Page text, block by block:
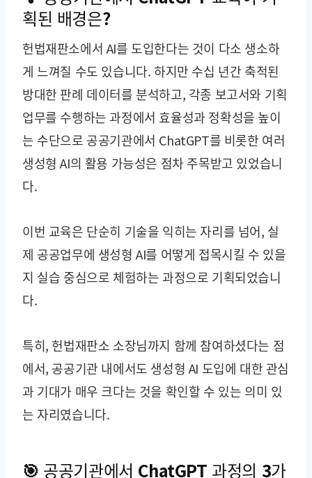
획된 배경은?
헌법재판소에서 AI를 도입한다는 것이 다소 생소하
게 느껴질 수도 있습니다. 하지만 수십 년간 축적된
방대한 판례 데이터를 분석하고, 각종 보고서와 기획
업무를 수행하는 과정에서 효율성과 정확성을 높이
는 수단으로 공공기관에서 ChatGPT를 비롯한 여러
생성형 AI의 활용 가능성은 점차 주목받고 있었습니
다.
이번 교육은 단순히 기술을 익히는 자리를 넘어, 실
제 공공업무에 생성형 AI를 어떻게 접목시킬 수 있을
지 실습 중심으로 체험하는 과정으로 기획되었습니
다.
특히, 헌법재판소 소장님까지 함께 참여하셨다는 점
에서, 공공기관 내에서도 생성형 AI 도입에 대한 관심
과 기대가 매우 크다는 것을 확인할 수 있는 의미 있
는 자리였습니다.
🎯 공공기관에서 ChatGPT 과정의 3가